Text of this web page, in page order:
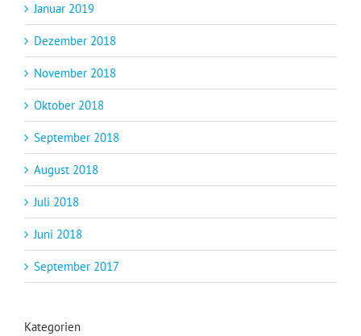
Januar 2019
Dezember 2018
November 2018
Oktober 2018
September 2018
August 2018
Juli 2018
Juni 2018
September 2017
Kategorien